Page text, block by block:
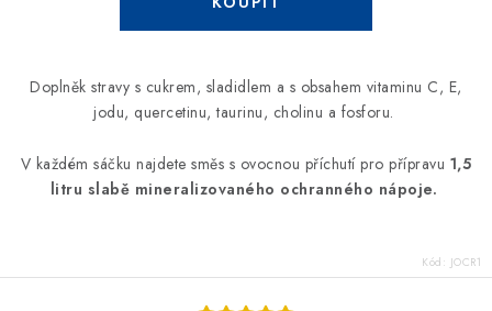
Doplněk stravy s cukrem, sladidlem a s obsahem vitaminu C, E,
jodu, quercetinu, taurinu, cholinu a fosforu.
V každém sáčku najdete směs s ovocnou příchutí pro přípravu 1,5
litru slabě mineralizovaného ochranného nápoje.
Kód: JOCR1